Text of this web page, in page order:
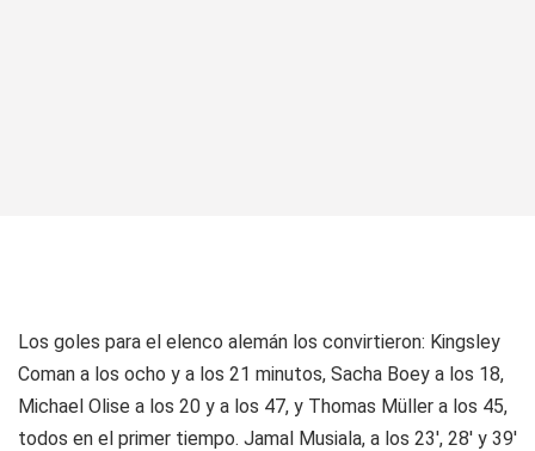
Los goles para el elenco alemán los convirtieron: Kingsley
Coman a los ocho y a los 21 minutos, Sacha Boey a los 18,
Michael Olise a los 20 y a los 47, y Thomas Müller a los 45,
todos en el primer tiempo. Jamal Musiala, a los 23', 28' y 39'